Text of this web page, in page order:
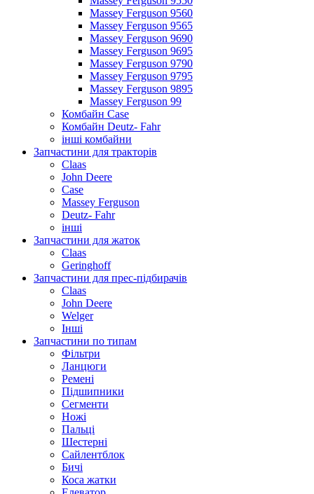
Massey Ferguson 9560
Massey Ferguson 9565
Massey Ferguson 9690
Massey Ferguson 9695
Massey Ferguson 9790
Massey Ferguson 9795
Massey Ferguson 9895
Massey Ferguson 99
Комбайн Case
Комбайн Deutz- Fahr
інші комбайни
Запчастини для тракторів
Claas
John Deere
Case
Massey Ferguson
Deutz- Fahr
інші
Запчастини для жаток
Claas
Geringhoff
Запчастини для прес-підбирачів
Claas
John Deere
Welger
Інші
Запчастини по типам
Фільтри
Ланцюги
Ремені
Підшипники
Сегменти
Ножі
Пальці
Шестерні
Сайлентблок
Бичі
Коса жатки